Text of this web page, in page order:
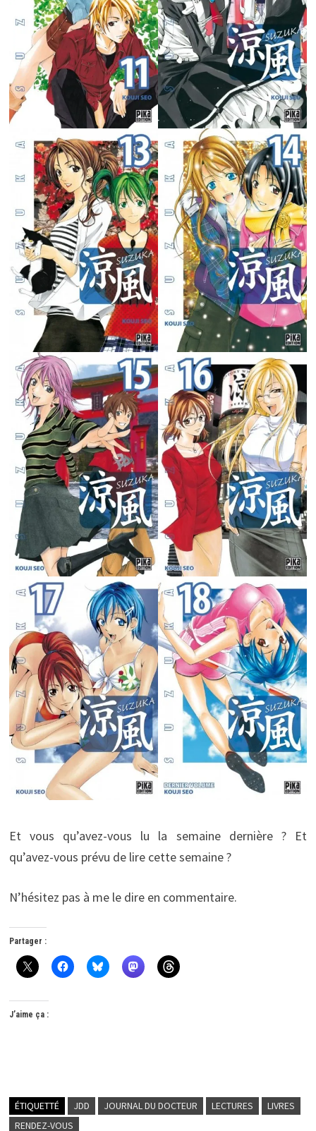
Et vous qu’avez-vous lu la semaine dernière ? Et
qu’avez-vous prévu de lire cette semaine ?
N’hésitez pas à me le dire en commentaire.
Partager :
J’aime ça :
ÉTIQUETTÉ JDD JOURNAL DU DOCTEUR LECTURES
LIVRES
RENDEZ-VOUS